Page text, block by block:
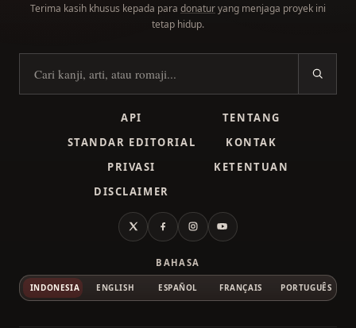
Terima kasih khusus kepada para donaturyang menjaga proyek ini
tetap hidup.
Cari kanji
API
TENTANG
STANDAR EDITORIAL
KONTAK
PRIVASI
KETENTUAN
DISCLAIMER
X FacebookInstagramYouTube
BAHASA
INDONESIA ENGLISH ESPAÑOL FRANÇAIS PORTUGUÊS